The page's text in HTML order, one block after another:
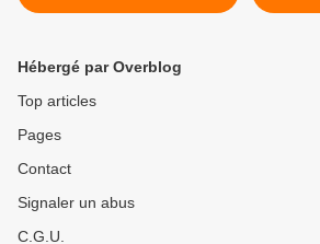
Hébergé par Overblog
Top articles
Pages
Contact
Signaler un abus
C.G.U.